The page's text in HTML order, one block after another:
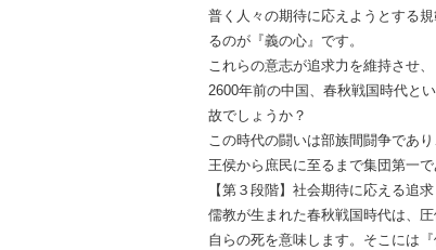
普く人々の期待に応えようとする
るのが『義の心』です。
これらの意志が追求力を維持させ
2600年前の中国、春秋戦国時代と
故でしょうか？
この時代の闘いは部族間闘争であ
王侯から庶民に至るまで集団第一
【第３段階】社会期待に応える追求
儒教が生まれた春秋戦国時代は、
自らの死を意味します。そこには